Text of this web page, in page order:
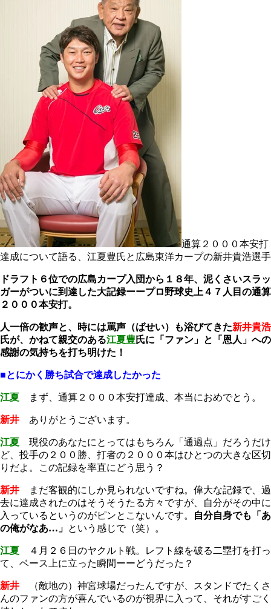
通算２０００本安打
達成について語る、江夏豊氏と広島東洋カープの新井貴浩選手
ドラフト６位での広島カープ入団から１８年、泥くさいスラッ
ガーがついに到達した大記録ーープロ野球史上４７人目の通算
２０００本安打。
人一倍の歓声と、時には罵声（ばせい）も浴びてきた新井貴浩
氏が、かねて親交のある江夏豊 氏に「ファン」と「恩人」への
感謝の気持ちを打ち明けた！
■とにかく勝ち試合で達成したかった
江夏 まず、通算２０００本安打達成、本当におめでとう。
新井 ありがとうございます。
江夏 現役のあなたにとってはもちろん「通過点」だろうだけ
ど、投手の２００勝、打者の２０００本はひとつの大きな区切
りだよ。この記録を率直にどう思う？
新井
まだ客観的にしか見られないですね。偉大な記録で、過
去に達成されたのはそうそうたる方々ですが、自分がその中に
入っているというのがピンとこないんです。
自分自身でも「あ
の俺がなあ…」 という感じで（笑）。
江夏
４月２６日のヤクルト戦。レフト線を破る二塁打を打っ
て、ベース上に立った瞬間ーーどうだった？
新井 （敵地の）神宮球場だったんですが、スタンドでたくさ
んのファンの方が喜んでいるのが視界に入って、それがすごく